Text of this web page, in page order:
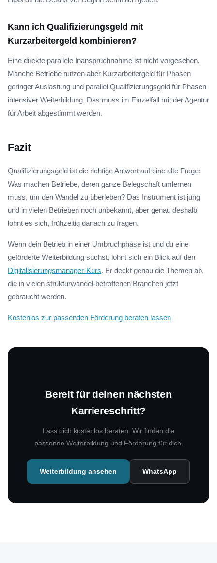
Kann ich Qualifizierungsgeld mit
Kurzarbeitergeld kombinieren?
Eine direkte parallele Inanspruchnahme ist nicht vorgesehen.
Manche Betriebe nutzen aber Kurzarbeitergeld für Phasen
geringer Auslastung und parallel Qualifizierungsgeld für Phasen
intensiver Weiterbildung. Das muss im Einzelfall mit der Agentur
für Arbeit abgestimmt werden.
Fazit
Qualifizierungsgeld ist die richtige Antwort auf eine alte Frage:
Was machen Betriebe, deren ganze Belegschaft umlernen
muss, um den Wandel zu überleben? Das Instrument ist jung
und in vielen Betrieben noch unbekannt, aber genau deshalb
lohnt es sich, frühzeitig danach zu fragen.
Wenn dein Betrieb in einer Umbruchphase ist und du eine
geförderte Weiterbildung suchst, lohnt sich ein Blick auf den
Digitalisierungsmanager-Kurs. Er deckt genau die Themen ab,
die in vielen strukturwandel-betroffenen Branchen jetzt
gebraucht werden.
Kostenlos zur passenden Förderung beraten lassen
Bereit für deinen nächsten
Karriereschritt?
Lass dich kostenlos beraten. Wir finden die
passende Weiterbildung und Förderung für dich.
Weiterbildung ansehen WhatsApp